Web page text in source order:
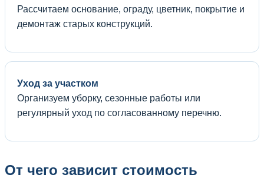
Рассчитаем основание, ограду, цветник, покрытие и
демонтаж старых конструкций.
Уход за участком
Организуем уборку, сезонные работы или
регулярный уход по согласованному перечню.
От чего зависит стоимость